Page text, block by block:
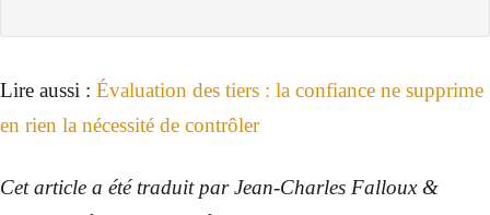
Lire aussi : Évaluation des tiers : la confiance ne supprime
en rien la nécessité de contrôler
Cet article a été traduit par Jean-Charles Falloux &